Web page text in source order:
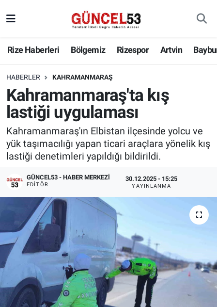
Rize Haberleri Bölgemiz Rizespor Artvin
HABERLER KAHRAMANMARAŞ
Kahramanmaraş'ta kış
lastiği uygulaması
Kahramanmaraş'ın Elbistan ilçesinde yolcu ve
yük taşımacılığı yapan ticari araçlara yönelik kış
lastiği denetimleri yapıldığı bildirildi.
GÜNCEL53 - HABER MERKEZI
EDITÖR
30.12.2025 - 15:25
YAYINLANMA